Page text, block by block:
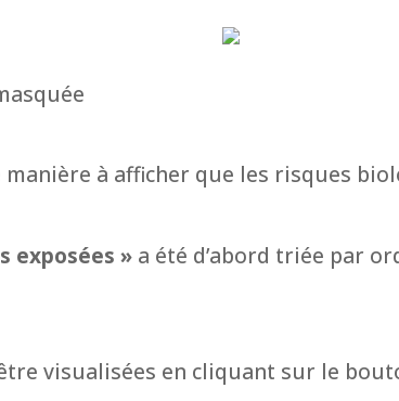
à afficher que les risques
exposées » a été d’abord triée par
visualisées en cliquant sur le